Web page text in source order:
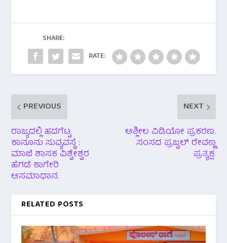
o
o
k
A
p
p
SHARE:
RATE:
PREVIOUS
ರಾಜ್ಯದಲ್ಲಿ ಹದಗೆಟ್ಟ
ಕಾನೂನು ಸುವ್ಯವಸ್ಥೆ :
ಮಾಜಿ ಶಾಸಕ ವಿಶ್ವೇಶ್ವರ
ಹೆಗಡೆ ಕಾಗೇರಿ
ಅಸಮಾಧಾನ.
NEXT
ಅಶ್ಲೀಲ ವಿಡಿಯೋ ಪ್ರಕರಣ.
ಸಂಸದ ಪ್ರಜ್ವಲ್ ರೇವಣ್ಣ
ಪ್ರತ್ಯಕ್ಷ.
RELATED POSTS